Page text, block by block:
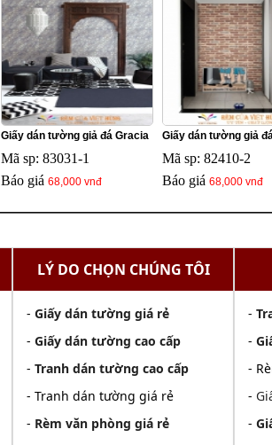
Giấy dán tường giả đá Gracia
Mã sp: 83031-1
Báo giá 68,000 vnđ
Giấy dán tường giả
Mã sp: 82410-2
Báo giá 68,000 vnđ
LÝ DO CHỌN CHÚNG TÔI
- Giấy dán tường giá rẻ
- Giấy dán tường cao cấp
- Tranh dán tường cao cấp
- Tranh dán tường giá rẻ
- Rèm văn phòng giá rẻ
-
-
-
-
-